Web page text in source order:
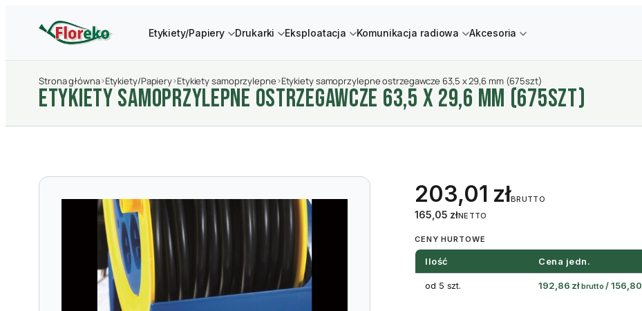
Etykiety/Papiery Drukarki Eksploatacja Komunikacja radiowa Akcesoria
Strona główna›Etykiety/Papiery›Etykiety samoprzylepne›Etykiety samoprzylepne ostrzegawcze 63,5 x 29,6 mm (675szt)
ETYKIETY SAMOPRZYLEPNE OSTRZEGAWCZE 63,5 X 29,6 MM (675SZT)
203,01 złBRUTTO
165,05 złNETTO
CENY HURTOWE
Ilość Cena jedn.
od 5 szt. 192,86 zł brutto /156,80